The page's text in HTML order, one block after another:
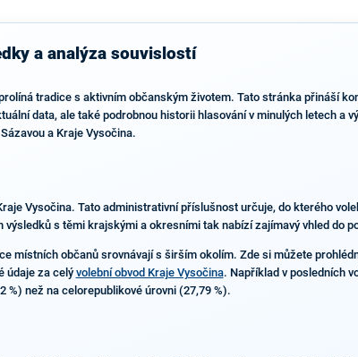
a analýza souvislostí
tradice s aktivním občanským životem. Tato stránka přináší
data, ale také podrobnou historii hlasování v minulých letech a
a Kraje Vysočina.
Vysočina. Tato administrativní příslušnost určuje, do kterého
s těmi krajskými a okresními tak nabízí zajímavý vhled do
místních občanů srovnávají s širším okolím. Zde si můžete
údaje za celý volební obvod Kraje Vysočina. Například v posledních
%) než na celorepublikové úrovni (27,79 %).